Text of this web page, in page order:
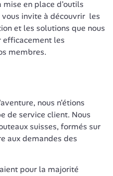
mise en place d'outils
invite à découvrir  les
et les solutions que nous
efficacement les
membres.
nous n'étions
de service client. Nous
suisses, formés sur
aux demandes des
pour la majorité